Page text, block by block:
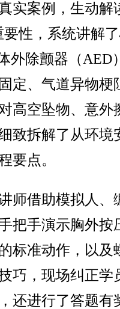
实案例，生动解
要性，系统讲解
外除颤器（AED
定、气道异物梗
高空坠物、意外
致拆解了从环境
要点。
借助模拟人、
把手演示胸外按
标准动作，以及
巧，现场纠正学
还进行了答题有